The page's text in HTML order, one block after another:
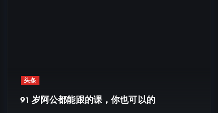
头条
91 岁阿公都能跟的课，你也可以的